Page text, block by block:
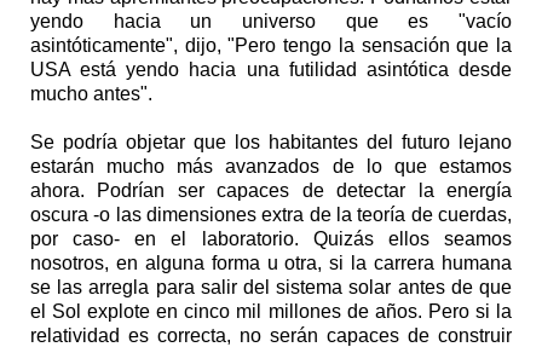
yendo hacia un universo que es "vacío
asintóticamente", dijo, "Pero tengo la sensación que la
USA está yendo hacia una futilidad asintótica desde
mucho antes".
Se podría objetar que los habitantes del futuro lejano
estarán mucho más avanzados de lo que estamos
ahora. Podrían ser capaces de detectar la energía
oscura -o las dimensiones extra de la teoría de cuerdas,
por caso- en el laboratorio. Quizás ellos seamos
nosotros, en alguna forma u otra, si la carrera humana
se las arregla para salir del sistema solar antes de que
el Sol explote en cinco mil millones de años. Pero si la
relatividad es correcta, no serán capaces de construir